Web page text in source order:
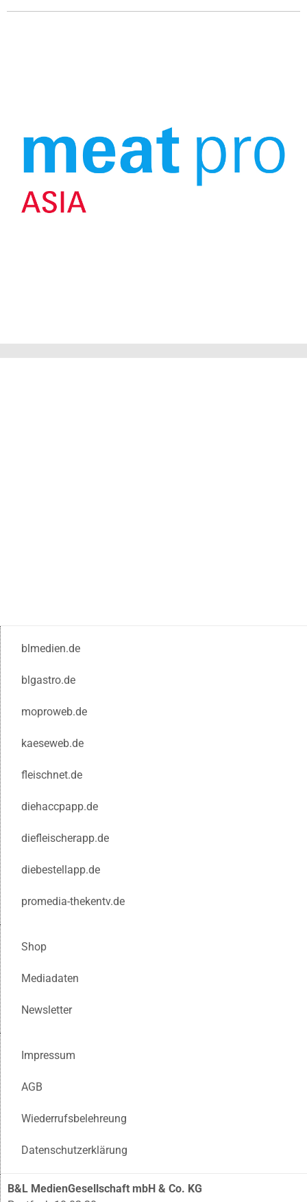
blmedien.de
blgastro.de
moproweb.de
kaeseweb.de
fleischnet.de
diehaccpapp.de
diefleischerapp.de
diebestellapp.de
promedia-thekentv.de
Shop
Mediadaten
Newsletter
Impressum
AGB
Wiederrufsbelehreung
Datenschutzerklärung
B&L MedienGesellschaft mbH & Co. KG